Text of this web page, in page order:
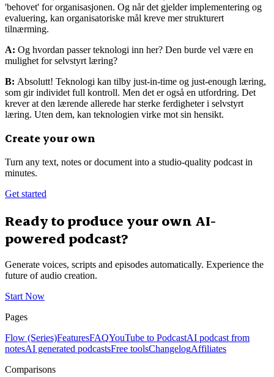
'behovet' for organisasjonen. Og når det gjelder implementering og
evaluering, kan organisatoriske mål kreve mer strukturert
tilnærming.
A: Og hvordan passer teknologi inn her? Den burde vel være en
mulighet for selvstyrt læring?
B: Absolutt! Teknologi kan tilby just-in-time og just-enough læring,
som gir individet full kontroll. Men det er også en utfordring. Det
krever at den lærende allerede har sterke ferdigheter i selvstyrt
læring. Uten dem, kan teknologien virke mot sin hensikt.
Create your own
Turn any text, notes or document into a studio-quality podcast in
minutes.
Get started
Ready to produce your own AI-
powered podcast?
Generate voices, scripts and episodes automatically. Experience the
future of audio creation.
Start Now
Pages
Flow (Series)FeaturesFAQYouTube to PodcastAI podcast from
notesAI generated podcastsFree toolsChangelogAffiliates
Comparisons